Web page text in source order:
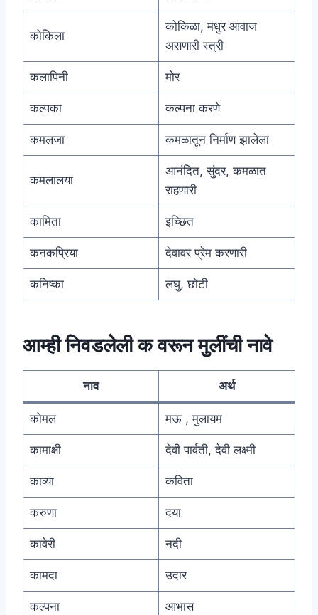
कोकिला
कोकिळा, मधुर आवाज
असणारी स्त्री
कलापिनी मोर
कल्पका कल्पना करणे
कमलजा कमळातून निर्माण झालेला
कमलालया
आनंदित, सुंदर, कमळात
राहणारी
कामिता इच्छित
कनकप्रिया देवावर प्रेम करणारी
कनिष्का लघु, छोटी
आम्ही निवडलेली क वरून मुलींची नावे
नाव अर्थ
कोमल मऊ , मुलायम
कामाक्षी देवी पार्वती, देवी लक्ष्मी
काव्या कविता
करुणा दया
कावेरी नदी
कामदा उदार
कल्पना आभास